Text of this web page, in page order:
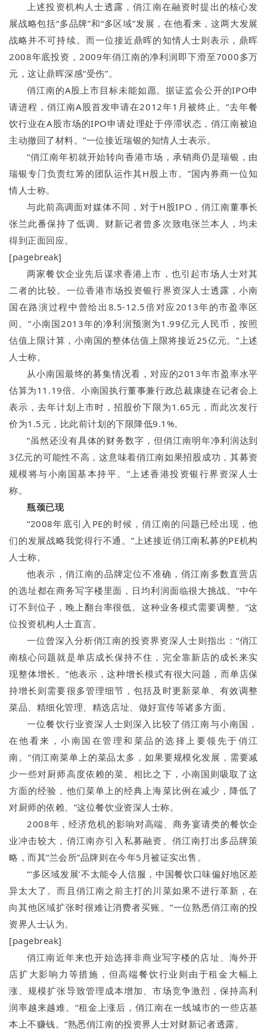
上述投资机构人士透露，俏江南在融资时提出的核心发
展战略包括“多品牌”和“多区域”发展，在他看来，这两大发展
战略并不可持续。而一位接近鼎晖的知情人士则表示，鼎晖
2008年底投资，2009年俏江南的净利润即下滑至7000多万
元，这让鼎晖深感“受伤”。
俏江南的A股上市目标未能如愿。据证监会公开的IPO申
请进程，俏江南A股首发申请在2012年1月被终止。“去年餐
饮行业在A股市场的IPO申请处理处于停滞状态，俏江南被迫
主动撤回了材料。”一位接近瑞银的知情人士表示。
“俏江南年初就开始转向香港市场，承销商仍是瑞银，由
瑞银专门负责红筹的团队运作其H股上市。”国内券商一位知
情人士称。
与此前高调面对媒体不同，对于H股IPO，俏江南董事长
张兰此番保持了低调。财新记者曾多次致电张兰本人，均未
得到正面回应。
[pagebreak]
两家餐饮企业先后谋求香港上市 ，也引起市场人士对其
二者的比较。一位香港市场投资银行界资深人士透露，小南
国在路演过程中曾给出8.5-12.5倍对应2013年的市盈率区
间。“小南国2013年的净利润预测为1.99亿元人民币，按照
估值上限计算，小南国的整体估值上限将接近25亿元。”上述
人士称。
从小南国最终的募集情况看，对应的2013年市盈率水平
估算为11.19倍。小南国执行董事兼行政总裁康捷在记者会上
表示，去年计划上市时，招股价下限为1.65元，而此次发行
价为1.5元，比此前计划的下限降低9.1%。
“虽然还没有具体的财务数字，但俏江南明年净利润达到
3亿元的可能性不高，这意味着俏江南如果招股成功，其募资
规模将与小南国基本持平。”上述香港投资银行界资深人士
称。
瓶颈已现
“2008年底引入PE的时候，俏江南的问题已经出现，他
们的发展战略我觉得行不通。”上述接近俏江南私募的PE机构
人士称。
他表示，俏江南的品牌定位不准确，俏江南多数直营店
的选址都在商务写字楼里面，日均利润面临很大挑战。“中午
订不到位子，晚上翻台率很低。这种业务模式需要调整。”这
位投资机构人士直言。
一位曾深入分析俏江南的投资界资深人士则指出：“俏江
南核心问题就是单店成长保持不住，完全靠新店的成长来实
现整体增长。”他表示，这种增长模式有很大问题，而单店保
持增长则需要很多管理细节，包括及时更新菜单、有效调整
菜品、精细化管理、精选店址、做好宣传等诸多方面。
一位餐饮行业资深人士则深入比较了俏江南与小南国，
在他看来，小南国在管理和菜品的选择上要领先于俏江
南。“俏江南菜单上的菜品太多，如果要规模化发展，需要减
少一些对厨师高度依赖的菜。相比之下，小南国则吸取了这
方面的经验，他们菜单上的经典上海菜比例在减少，降低了
对厨师的依赖。”这位餐饮业资深人士称。
2008年，经济危机的影响对高端、商务宴请类的餐饮企
业冲击较大，俏江南亦引入私募融资。俏江南打出多品牌策
略，而其“兰会所”品牌则在今年5月被证实出售。
“‘多区域发展’不太能令人信服，中国餐饮口味偏好地区差
异太大了。而且俏江南之前主打的川菜如果不进行革新，在
向其他区域扩张时很难让消费者买账。”一位熟悉俏江南的投
资界人士认为。
[pagebreak]
俏江南近年来也开始选择非商业写字楼的店址、海外开
店扩大影响力等措施，但高端餐饮行业则由于租金大幅上
涨、规模扩张导致管理成本增加、市场竞争激烈，保持高利
润率越来越难。“租金上涨后，俏江南在一线城市的一些店基
本上不赚钱。”熟悉俏江南的投资界人士对财新记者透露。